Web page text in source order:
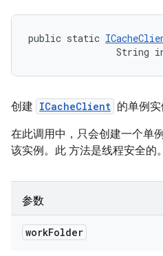
public static
String
创建 ICacheClient 的单例实
在此调用中，只会创建一个单
该实例。此 方法是线程安全的。
参数
workFolder